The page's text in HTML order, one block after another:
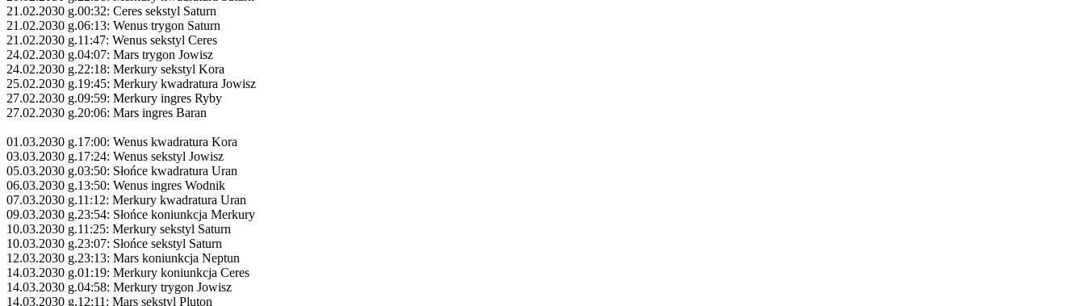
21.02.2030 g.00:32: Ceres sekstyl Saturn
21.02.2030 g.06:13: Wenus trygon Saturn
21.02.2030 g.11:47: Wenus sekstyl Ceres
24.02.2030 g.04:07: Mars trygon Jowisz
24.02.2030 g.22:18: Merkury sekstyl Kora
25.02.2030 g.19:45: Merkury kwadratura Jowisz
27.02.2030 g.09:59: Merkury ingres Ryby
27.02.2030 g.20:06: Mars ingres Baran
01.03.2030 g.17:00: Wenus kwadratura Kora
03.03.2030 g.17:24: Wenus sekstyl Jowisz
05.03.2030 g.03:50: Słońce kwadratura Uran
06.03.2030 g.13:50: Wenus ingres Wodnik
07.03.2030 g.11:12: Merkury kwadratura Uran
09.03.2030 g.23:54: Słońce koniunkcja Merkury
10.03.2030 g.11:25: Merkury sekstyl Saturn
10.03.2030 g.23:07: Słońce sekstyl Saturn
12.03.2030 g.23:13: Mars koniunkcja Neptun
14.03.2030 g.01:19: Merkury koniunkcja Ceres
14.03.2030 g.04:58: Merkury trygon Jowisz
14.03.2030 g.12:11: Mars sekstyl Pluton